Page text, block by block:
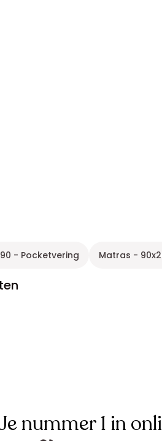
- Pocketvering Matras -
nummer 1 in